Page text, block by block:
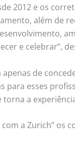
2012 e os
além de
e celebrar”,
de
para esses
a
a Zurich”